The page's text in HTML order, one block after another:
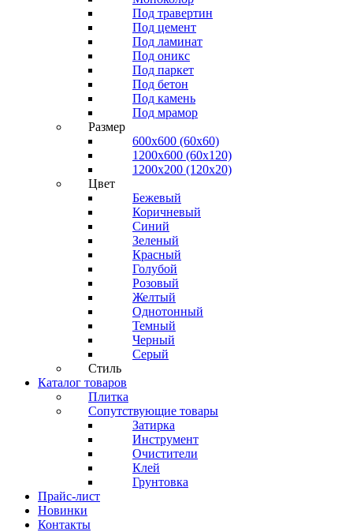
Под травертин
Под цемент
Под ламинат
Под оникс
Под паркет
Под бетон
Под камень
Под мрамор
Размер
600х600 (60х60)
1200х600 (60х120)
1200х200 (120x20)
Цвет
Бежевый
Коричневый
Синий
Зеленый
Красный
Голубой
Розовый
Желтый
Однотонный
Темный
Черный
Серый
Стиль
Каталог товаров
Плитка
Сопутствующие товары
Затирка
Инструмент
Очистители
Клей
Грунтовка
Прайс-лист
Новинки
Контакты